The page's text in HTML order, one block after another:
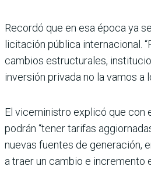
Recordó que en esa época ya
licitación pública internacional.
cambios estruc­turales,
inversión pri­vada no la vamos a
El viceministro explicó que con
podrán “tener tarifas
nue­vas fuentes de generación,
a traer un cambio e incremento